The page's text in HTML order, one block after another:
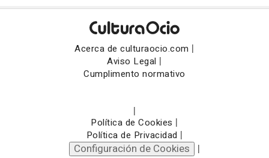
Acerca de culturaocio.com |
Aviso Legal |
Cumplimento normativo
|
Política de Cookies |
Política de Privacidad |
Configuración de Cookies |